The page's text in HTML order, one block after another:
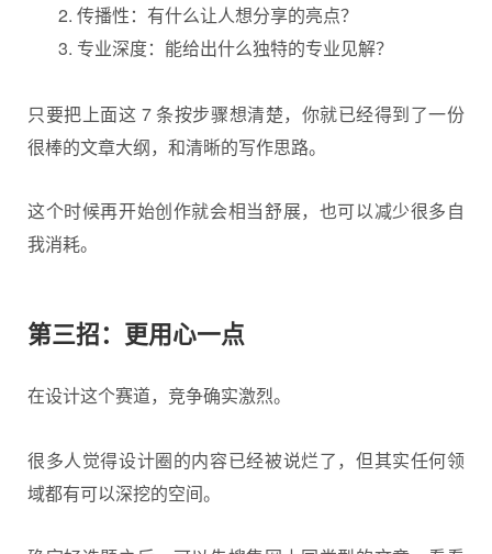
传播性：有什么让人想分享的亮点？
专业深度：能给出什么独特的专业见解？
只要把上面这 7 条按步骤想清楚，你就已经得到了一份
很棒的文章大纲，和清晰的写作思路。
这个时候再开始创作就会相当舒展，也可以减少很多自
我消耗。
第三招：更用心一点
在设计这个赛道，竞争确实激烈。
很多人觉得设计圈的内容已经被说烂了，但其实任何领
域都有可以深挖的空间。